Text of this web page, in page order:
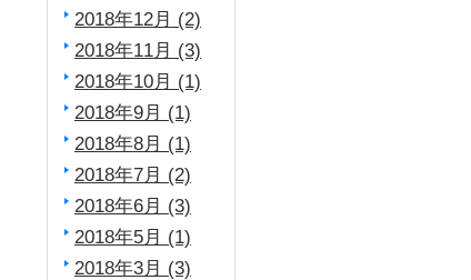
2018年12月 (2)
2018年11月 (3)
2018年10月 (1)
2018年9月 (1)
2018年8月 (1)
2018年7月 (2)
2018年6月 (3)
2018年5月 (1)
2018年3月 (3)